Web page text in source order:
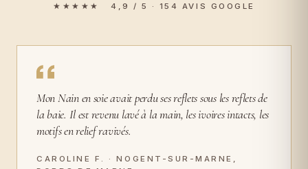
★★★★★ 4,9 / 5 · 154 AVIS GOOGLE
Mon Nain en soie avait perdu ses reflets sous les reflets de
la baie. Il est revenu lavé à la main, les ivoires intacts, les
motifs en relief ravivés.
CAROLINE F. · NOGENT-SUR-MARNE,